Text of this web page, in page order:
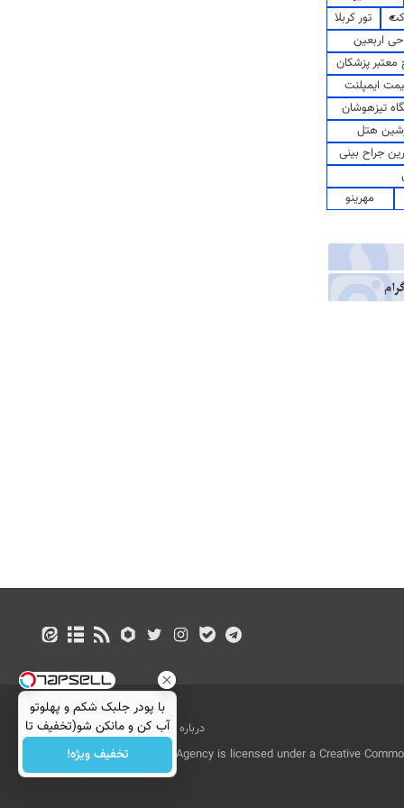
تور کربلا
اربعین
پزشکان
ایمپلنت
تیزهوشان
هتل
جراح بینی
مهرینو
درباره ما تماس با ما
بازرگانی
All Content by Mehr News Agency is licensed under a Creative
License.
با پودر جلبک شکم و پهلوتو
آب کن و مانکن شو(تخفیف تا
امشب)
تخفیف ویژه!